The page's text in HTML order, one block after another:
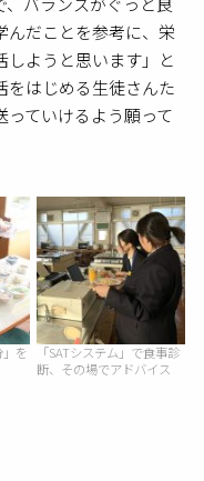
んだことを参考に、栄
ようと思います」と
をはじめる生徒さんた
ていけるよう願って
を
「SATシステム」で食事診
断、その場でアドバイス